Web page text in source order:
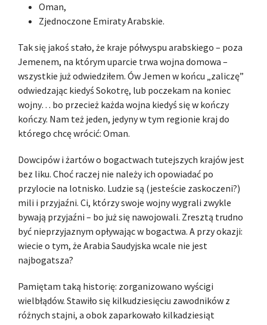
Oman,
Zjednoczone Emiraty Arabskie.
Tak się jakoś stało, że kraje półwyspu arabskiego – poza
Jemenem, na którym uparcie trwa wojna domowa –
wszystkie już odwiedziłem. Ów Jemen w końcu „zaliczę”
odwiedzając kiedyś Sokotrę, lub poczekam na koniec
wojny… bo przecież każda wojna kiedyś się w kończy
kończy. Nam też jeden, jedyny w tym regionie kraj do
którego chcę wrócić: Oman.
Dowcipów i żartów o bogactwach tutejszych krajów jest
bez liku. Choć raczej nie należy ich opowiadać po
przylocie na lotnisko. Ludzie są (jesteście zaskoczeni?)
mili i przyjaźni. Ci, którzy swoje wojny wygrali zwykle
bywają przyjaźni – bo już się nawojowali. Zresztą trudno
być nieprzyjaznym opływając w bogactwa. A przy okazji:
wiecie o tym, że Arabia Saudyjska wcale nie jest
najbogatsza?
Pamiętam taką historię: zorganizowano wyścigi
wielbłądów. Stawiło się kilkudziesięciu zawodników z
różnych stajni, a obok zaparkowało kilkadziesiąt